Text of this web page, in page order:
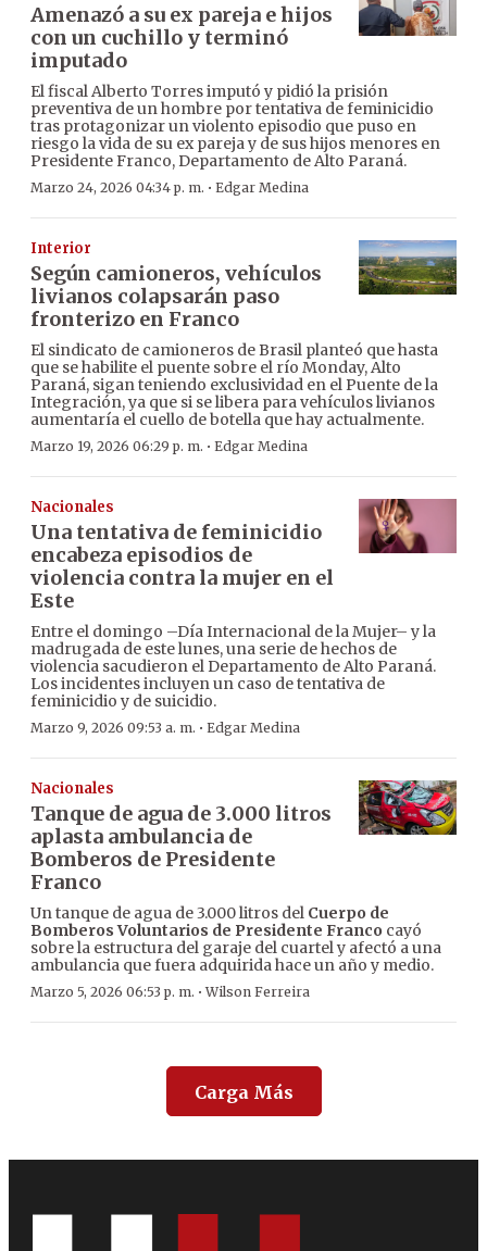
Amenazó a su ex pareja e hijos
con un cuchillo y terminó
imputado
El fiscal Alberto Torres imputó y pidió la prisión
preventiva de un hombre por tentativa de feminicidio
tras protagonizar un violento episodio que puso en
riesgo la vida de su ex pareja y de sus hijos menores en
Presidente Franco, Departamento de Alto Paraná.
Marzo 24, 2026 04:34 p. m. · Edgar Medina
Interior
Según camioneros, vehículos
livianos colapsarán paso
fronterizo en Franco
El sindicato de camioneros de Brasil planteó que hasta
que se habilite el puente sobre el río Monday, Alto
Paraná, sigan teniendo exclusividad en el Puente de la
Integración, ya que si se libera para vehículos livianos
aumentaría el cuello de botella que hay actualmente.
Marzo 19, 2026 06:29 p. m. · Edgar Medina
Nacionales
Una tentativa de feminicidio
encabeza episodios de
violencia contra la mujer en el
Este
Entre el domingo –Día Internacional de la Mujer– y la
madrugada de este lunes, una serie de hechos de
violencia sacudieron el Departamento de Alto Paraná.
Los incidentes incluyen un caso de tentativa de
feminicidio y de suicidio.
Marzo 9, 2026 09:53 a. m. · Edgar Medina
Nacionales
Tanque de agua de 3.000 litros
aplasta ambulancia de
Bomberos de Presidente
Franco
Un tanque de agua de 3.000 litros del Cuerpo de
Bomberos Voluntarios de Presidente Franco cayó
sobre la estructura del garaje del cuartel y afectó a una
ambulancia que fuera adquirida hace un año y medio.
Marzo 5, 2026 06:53 p. m. ·Wilson Ferreira
Carga Más